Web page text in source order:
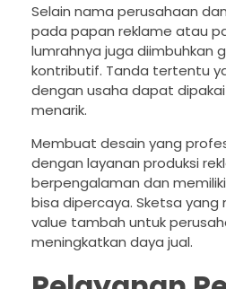
Selain nama perusahaan
pada papan reklame atau
lumrahnya juga diimbuhkan
kontributif. Tanda tertentu
dengan usaha dapat
menarik.
Membuat desain yang
dengan layanan produksi
berpengalaman dan
bisa dipercaya. Sketsa yang
value tambah untuk
meningkatkan daya jual.